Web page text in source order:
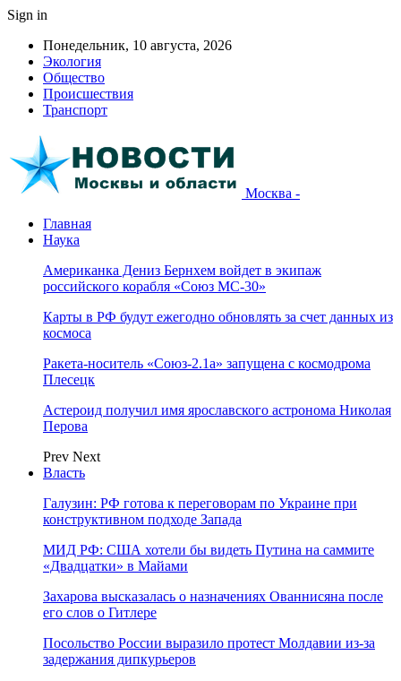
Sign in
Понедельник, 10 августа, 2026
Экология
Общество
Происшествия
Транспорт
Москва -
Главная
Наука
Американка Дениз Бернхем войдет в экипаж
российского корабля «Союз МС-30»
Карты в РФ будут ежегодно обновлять за счет данных из
космоса
Ракета-носитель «Союз-2.1а» запущена с космодрома
Плесецк
Астероид получил имя ярославского астронома Николая
Перова
Prev Next
Власть
Галузин: РФ готова к переговорам по Украине при
конструктивном подходе Запада
МИД РФ: США хотели бы видеть Путина на саммите
«Двадцатки» в Майами
Захарова высказалась о назначениях Ованнисяна после
его слов о Гитлере
Посольство России выразило протест Молдавии из-за
задержания дипкурьеров